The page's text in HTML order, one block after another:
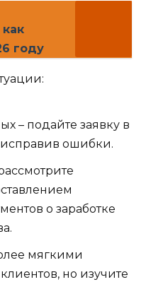
году
– подайте заявку в
ошибки.
о заработке
мягкими
но изучите